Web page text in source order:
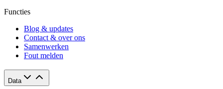
Functies
Blog & updates
Contact & over ons
Samenwerken
Fout melden
Data